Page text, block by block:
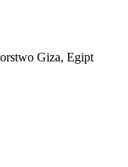
Giza, Egipt